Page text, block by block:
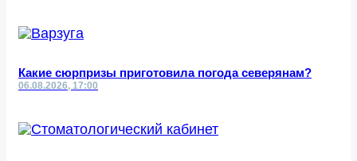
Какие сюрпризы приготовила погода северянам?
06.08.2026, 17:00